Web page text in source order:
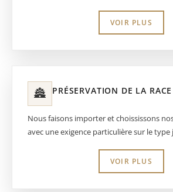
VOIR PLUS
🏯 PRÉSERVATION DE LA
Nous faisons importer et choississons
avec une exigence particulière sur le type
Shiba au Japon ( Pédigree NIPPO) en
anciennes lignées japonnaise reconnus
VOIR PLUS